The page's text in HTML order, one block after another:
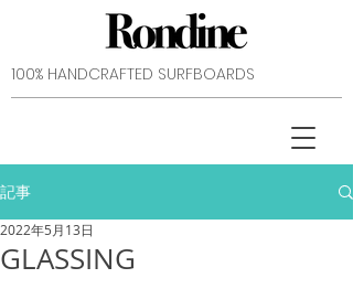
​100% HANDCRAFTED SURFBOARDS
記事
GLASSING
2022年5月13日